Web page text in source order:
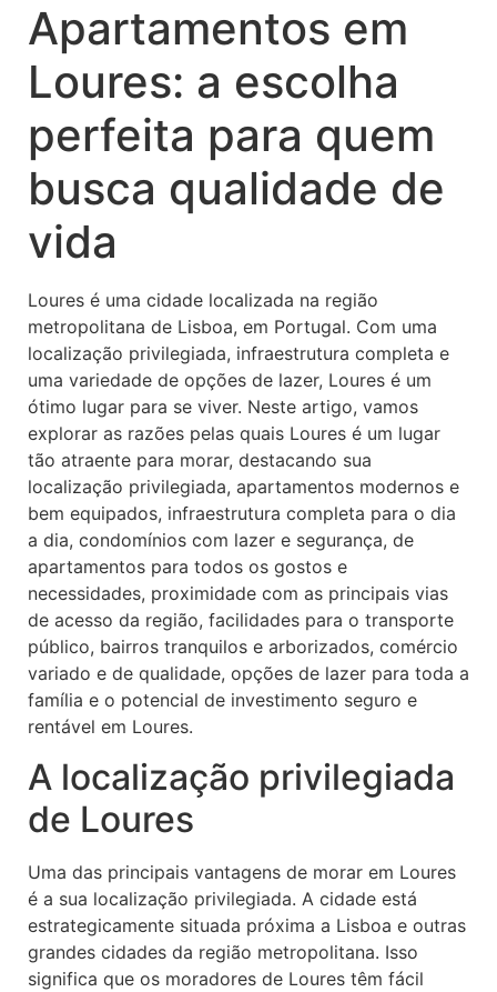
Apartamentos em
Loures: a escolha
perfeita para quem
busca qualidade de
vida
Loures é uma cidade localizada na região
metropolitana de Lisboa, em Portugal. Com uma
localização privilegiada, infraestrutura completa e
uma variedade de opções de lazer, Loures é um
ótimo lugar para se viver. Neste artigo, vamos
explorar as razões pelas quais Loures é um lugar
tão atraente para morar, destacando sua
localização privilegiada, apartamentos modernos e
bem equipados, infraestrutura completa para o dia
a dia, condomínios com lazer e segurança, de
apartamentos para todos os gostos e
necessidades, proximidade com as principais vias
de acesso da região, facilidades para o transporte
público, bairros tranquilos e arborizados, comércio
variado e de qualidade, opções de lazer para toda a
família e o potencial de investimento seguro e
rentável em Loures.
A localização privilegiada
de Loures
Uma das principais vantagens de morar em Loures
é a sua localização privilegiada. A cidade está
estrategicamente situada próxima a Lisboa e outras
grandes cidades da região metropolitana. Isso
significa que os moradores de Loures têm fácil